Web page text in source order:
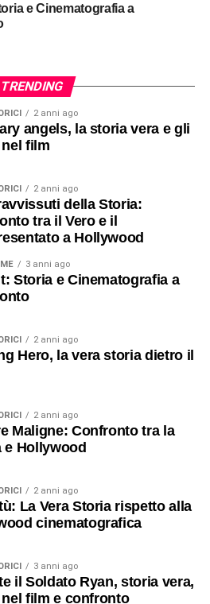
TRENDING
2 anni ago
angels, la storia vera e gli
film
2 anni ago
della Storia:
tra il Vero e il
a Hollywood
3 anni ago
Storia e Cinematografia a
2 anni ago
Hero, la vera storia dietro il
2 anni ago
Maligne: Confronto tra la
e Hollywood
2 anni ago
La Vera Storia rispetto alla
cinematografica
3 anni ago
il Soldato Ryan, storia vera,
film e confronto